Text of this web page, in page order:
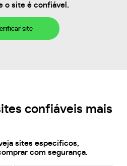
o site é confiável.
site
confiáveis mais
sites específicos,
com segurança.